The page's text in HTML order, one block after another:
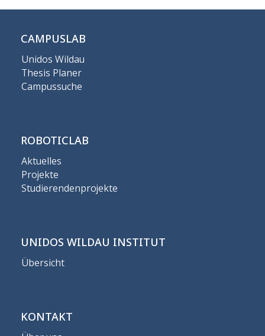
CAMPUSLAB
Unidos Wildau
Thesis Planer
Campussuche
ROBOTICLAB
Aktuelles
Projekte
Studierendenprojekte
UNIDOS WILDAU INSTITUT
Übersicht
KONTAKT